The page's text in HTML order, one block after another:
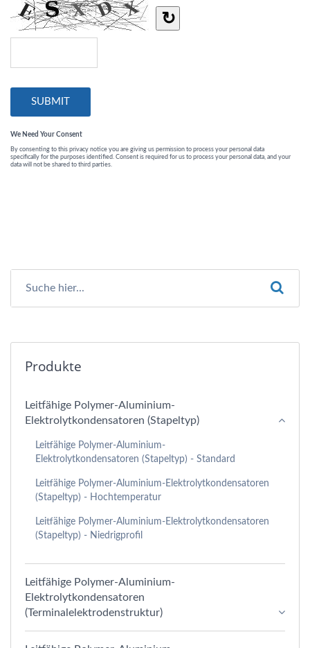
Produkte
Leitfähige Polymer-Aluminium-
Elektrolytkondensatoren (Stapeltyp)
Leitfähige Polymer-Aluminium-
Elektrolytkondensatoren (Stapeltyp) - Standard
Leitfähige Polymer-Aluminium-Elektrolytkondensatoren
(Stapeltyp) - Hochtemperatur
Leitfähige Polymer-Aluminium-Elektrolytkondensatoren
(Stapeltyp) - Niedrigprofil
Leitfähige Polymer-Aluminium-
Elektrolytkondensatoren
(Terminalelektrodenstruktur)